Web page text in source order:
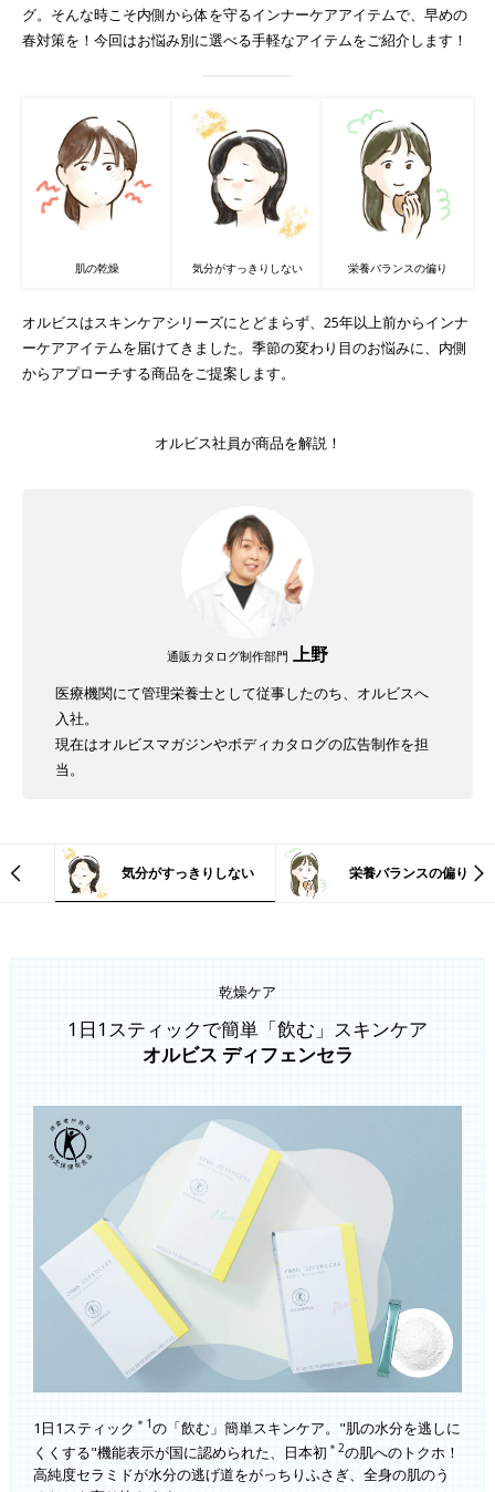
グ。 そんな時こそ内側から体を守るインナーケアアイテムで、早めの
春対策を！ 今回はお悩み別に選べる手軽なアイテムをご紹介します！
肌の乾燥 気分がすっきりしない 栄養バランスの偏り
オルビスはスキンケアシリーズにとどまらず、25年以上前からインナ
ーケアアイテムを届けてきました。季節の変わり目のお悩みに、内側
からアプローチする商品をご提案します。
オルビス社員が商品を解説！
通販カタログ制作部門 上野
医療機関にて管理栄養士として従事したのち、オルビスへ
入社。
現在はオルビスマガジンやボディカタログの広告制作を担
当。
気分がすっきりしない 栄養バランスの偏り
乾燥ケア
1日1スティックで簡単「飲む」スキンケア
オルビス ディフェンセラ
1日1スティック ＊1の「飲む」簡単スキンケア。"肌の水分を逃しに
くくする"機能表示が国に認められた、日本初 ＊2の肌へのトクホ！
高純度セラミドが水分の逃げ道をがっちりふさぎ、全身の肌のう